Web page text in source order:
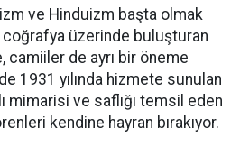
ve Hinduizm başta olmak
coğrafya üzerinde buluşturan
camiiler de ayrı bir öneme
1931 yılında hizmete sunulan
mimarisi ve saflığı temsil eden
kendine hayran bırakıyor.